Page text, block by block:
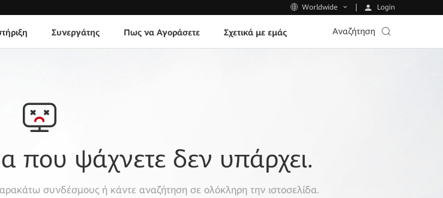
Worldwide Login
Συνεργάτης Πως να Αγοράσετε Σχετικά με εμάς Αναζήτηση
που ψάχνετε δεν υπάρχει.
συνδέσμους ή κάντε αναζήτηση σε ολόκληρη την ιστοσελίδα.